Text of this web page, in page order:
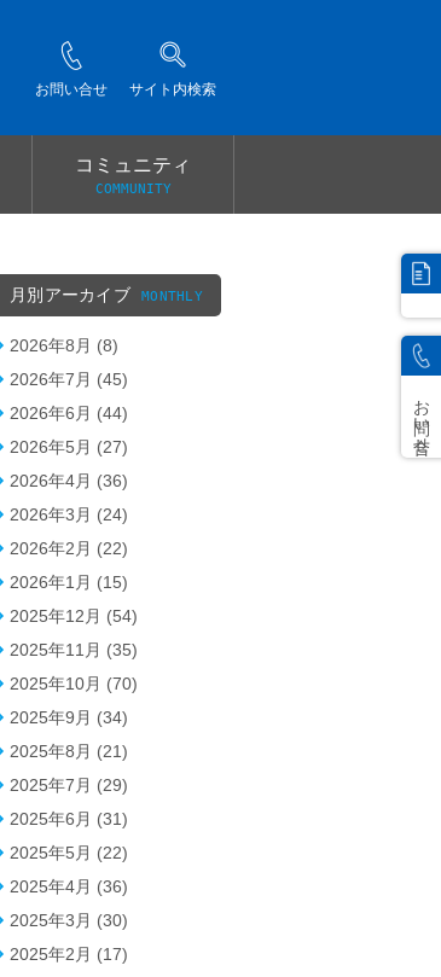
お問い合せ
お問い合せ サイト内検索
コミュニティ
COMMUNITY
月別アーカイブ MONTHLY
2026年8月 (8)
2026年7月 (45)
2026年6月 (44)
2026年5月 (27)
2026年4月 (36)
2026年3月 (24)
2026年2月 (22)
2026年1月 (15)
2025年12月 (54)
2025年11月 (35)
2025年10月 (70)
2025年9月 (34)
2025年8月 (21)
2025年7月 (29)
2025年6月 (31)
2025年5月 (22)
2025年4月 (36)
2025年3月 (30)
2025年2月 (17)